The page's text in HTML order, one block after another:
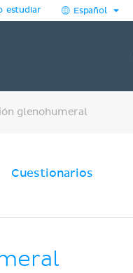
estudiar Español
glenohumeral
Cuestionarios